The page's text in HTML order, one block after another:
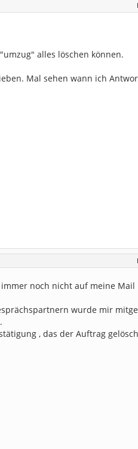
alles löschen können.
Mal sehen wann ich
noch nicht auf meine
wurde mir
, das der Auftrag